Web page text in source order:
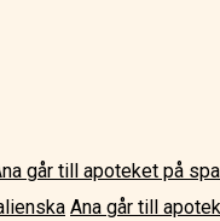
går till apoteket på
Ana går till